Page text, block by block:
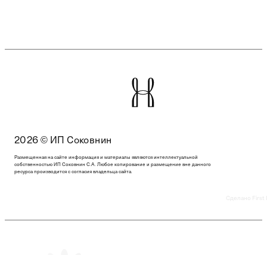
2026 © ИП Соковнин
Размещенная на сайте информация и материалы являются интеллектуальной
собственностью ИП Соковнин С.А. Любое копирование и размещение вне данного
ресурса производится с согласия владельца сайта.